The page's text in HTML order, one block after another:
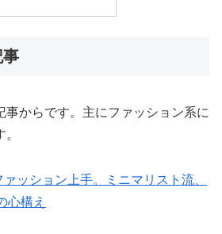
事
事からです。主にファッション系に
ッション上手。ミニマリスト流、
心構え